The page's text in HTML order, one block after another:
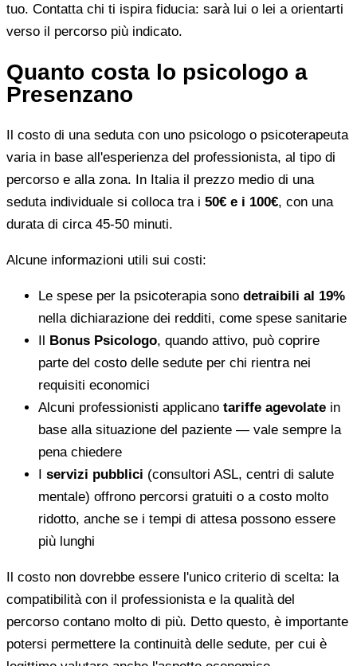
tuo. Contatta chi ti ispira fiducia: sarà lui o lei a orientarti
verso il percorso più indicato.
Quanto costa lo psicologo a
Presenzano
Il costo di una seduta con uno psicologo o psicoterapeuta
varia in base all'esperienza del professionista, al tipo di
percorso e alla zona. In Italia il prezzo medio di una
seduta individuale si colloca tra i 50€ e i 100€, con una
durata di circa 45-50 minuti.
Alcune informazioni utili sui costi:
Le spese per la psicoterapia sono detraibili al 19%
nella dichiarazione dei redditi, come spese sanitarie
Il Bonus Psicologo, quando attivo, può coprire
parte del costo delle sedute per chi rientra nei
requisiti economici
Alcuni professionisti applicano tariffe agevolate in
base alla situazione del paziente — vale sempre la
pena chiedere
I servizi pubblici (consultori ASL, centri di salute
mentale) offrono percorsi gratuiti o a costo molto
ridotto, anche se i tempi di attesa possono essere
più lunghi
Il costo non dovrebbe essere l'unico criterio di scelta: la
compatibilità con il professionista e la qualità del
percorso contano molto di più. Detto questo, è importante
potersi permettere la continuità delle sedute, per cui è